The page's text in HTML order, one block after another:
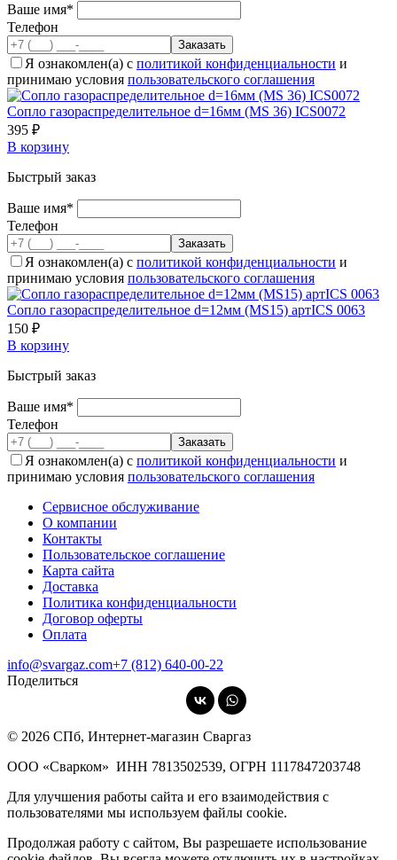
Ваше имя*
Телефон
Я ознакомлен(а) с политикой конфиденциальности и
принимаю условия пользовательского соглашения
Сопло газораспределительное d=16мм (MS 36) ICS0072
395 ₽
В корзину
Быстрый заказ
Ваше имя*
Телефон
Я ознакомлен(а) с политикой конфиденциальности и
принимаю условия пользовательского соглашения
Сопло газораспределительное d=12мм (MS15) артICS 0063
150 ₽
В корзину
Быстрый заказ
Ваше имя*
Телефон
Я ознакомлен(а) с политикой конфиденциальности и
принимаю условия пользовательского соглашения
Сервисное обслуживание
О компании
Контакты
Пользовательское соглашение
Карта сайта
Доставка
Политика конфиденциальности
Договор оферты
Оплата
info@svargaz.com+7 (812) 640‑00‑22
Поделиться
© 2026 СПб, Интернет-магазин Сваргаз
ООО «Сварком» ИНН 7813502539, ОГРН 1117847203748
Для улучшения работы сайта и его взаимодействия с
пользователями мы используем файлы cookie.
Продолжая работу с сайтом, Вы разрешаете использование